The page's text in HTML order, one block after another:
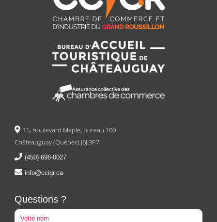
15, boulevard Maple, bureau 100
Châteauguay (Québec) J6J 3P7
(450) 698-0027
info@ccigr.ca
Questions ?